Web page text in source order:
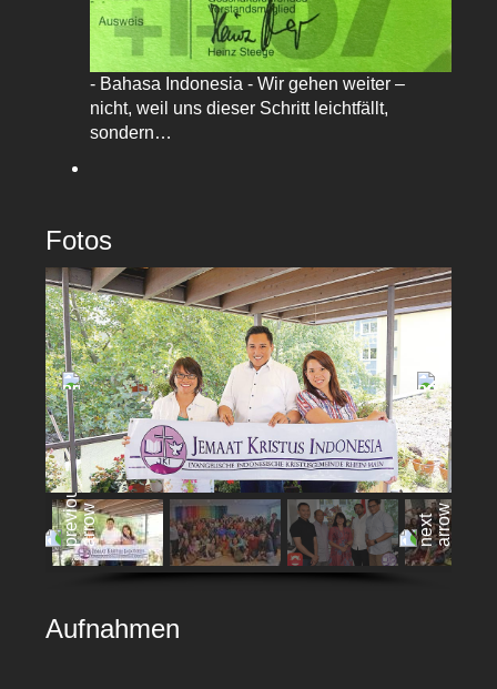
- Bahasa Indonesia - Wir gehen weiter –
nicht, weil uns dieser Schritt leichtfällt,
sondern…
Fotos
Aufnahmen